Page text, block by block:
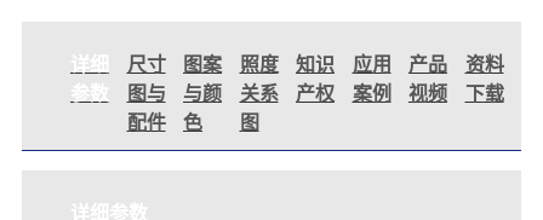
尺寸
图与
配件
图案
与颜
色
照度
关系
图
知识
产权
应用
案例
产品
视频
资料
下载